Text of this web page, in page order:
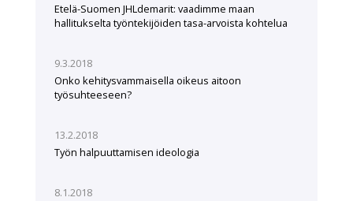
Etelä-Suomen JHLdemarit: vaadimme maan
hallitukselta työntekijöiden tasa-arvoista kohtelua
9.3.2018
Onko kehitysvammaisella oikeus aitoon
työsuhteeseen?
13.2.2018
Työn halpuuttamisen ideologia
8.1.2018